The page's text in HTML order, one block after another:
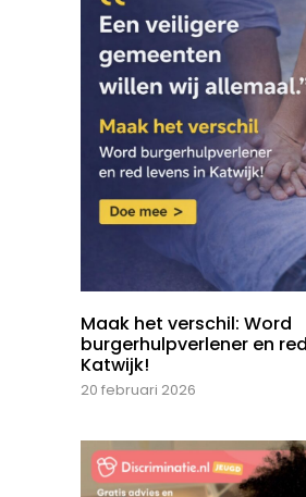
Maak het verschil: Word
burgerhulpverlener en
Katwijk!
20 februari 2026